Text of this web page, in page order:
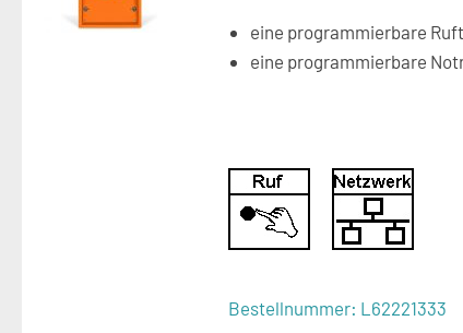
eine programmierbare
eine programmierbare
Bestellnummer: L62221333